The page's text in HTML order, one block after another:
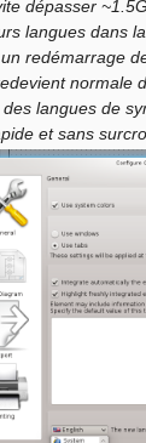
dépasser
langues dans
redémarrage
normale
des langues de
et sans